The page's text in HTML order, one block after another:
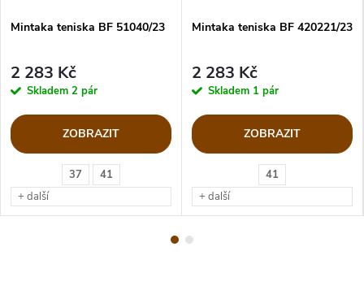
37
41
+ další
Mintaka teniska BF 51040/23
2 283 Kč
Skladem 2 pár
ZOBRAZIT
41
+ další
Mintaka teniska BF 420221/23
2 283 Kč
Skladem 1 pár
ZOBRAZIT